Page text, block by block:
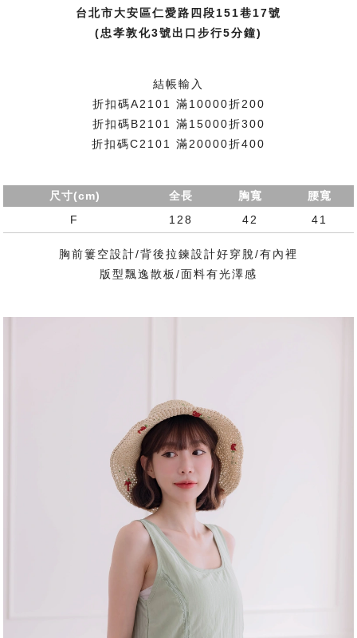
台北市大安區仁愛路四段151巷17號
(忠孝敦化3號出口步行5分鐘)
結帳輸入
折扣碼A2101 滿10000折200
折扣碼B2101 滿15000折300
折扣碼C2101 滿20000折400
尺寸(cm) 全長 胸寬
腰寬
F
128 42 41
胸前簍空設計/背後拉鍊設計好穿脫/有內裡
版型飄逸散板/面料有光澤感